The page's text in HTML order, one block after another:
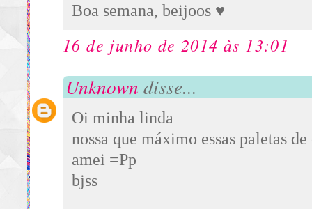
Boa semana, beijoos ♥
16 de junho de 2014 às 13:01
Unknown disse...
Oi minha linda
nossa que máximo essas paletas de
amei =Pp
bjss